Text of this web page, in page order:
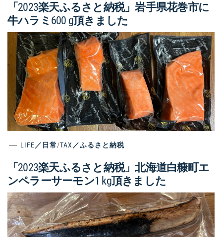
「2023楽天ふるさと納税」岩手県花巻市に
牛ハラミ600 g頂きました
LIFE／日常/TAX／ふるさと納税
「2023楽天ふるさと納税」北海道白糠町エ
ンペラーサーモン1 kg頂きました